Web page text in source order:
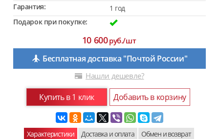
Гарантия:
1 год
Подарок при покупке:
10 600руб./шт
Бесплатная доставка "Почтой России"
Нашли дешевле?
Купить в 1 клик Добавить в корзину
Характеристики Доставка и оплата Обмен и возврат